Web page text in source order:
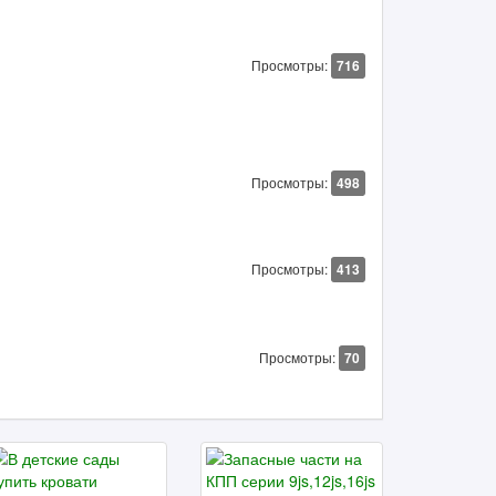
Просмотры: 716
Просмотры: 498
Просмотры: 413
Просмотры: 70